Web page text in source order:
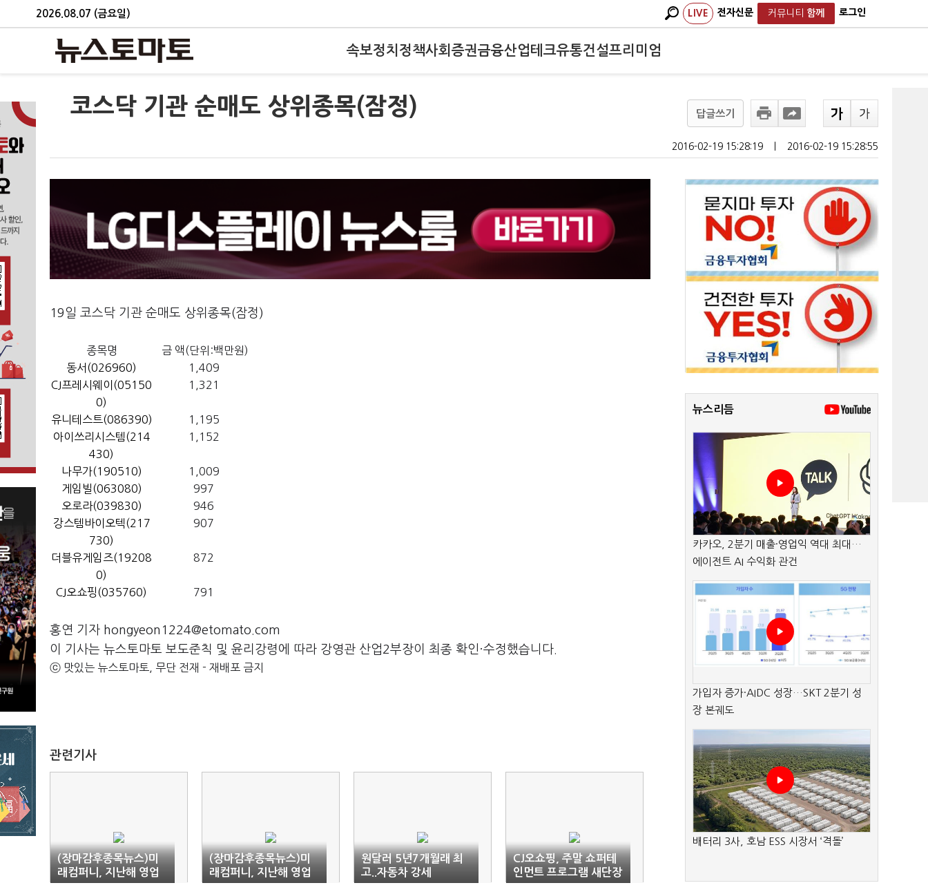
2026.08.07 (금요일) LIVE 전자신문 커뮤니티 함께 로그인
속보정치 정책사회 증권금융산업테크유통건설프리미엄
코스닥 기관 순매도 상위종목(잠정) 답글쓰기
2016-02-19 15:28:19 2016-02-19 15:28:55
19일 코스닥 기관 순매도 상위종목(잠정)
종목명
금 액(단위:백만원)
동서(026960)
1,409
CJ프레시웨이(05150
0)
1,321
유니테스트(086390)
1,195
아이쓰리시스템(214
430)
1,152
나무가(190510)
1,009
게임빌(063080)
997
오로라(039830)
946
강스템바이오텍(217
730)
907
더블유게임즈(19208
0)
872
CJ오쇼핑(035760) 791
홍연 기자 hongyeon1224@etomato.com
이 기사는 뉴스토마토 보도준칙 및 윤리강령에 따라 강영관 산업2부장이 최종 확인·수정했습니다.
ⓒ 맛있는 뉴스토마토, 무단 전재 - 재배포 금지
관련기사
(장마감후종목뉴스)미
래컴퍼니, 지난해 영업
이익 34억원…'흑자전
(장마감후종목뉴스)미
래컴퍼니, 지난해 영업
이익 34억원…'흑자전
원달러 5년7개월래 최
고..자동차 강세
CJ오쇼핑, 주말 쇼퍼테
인먼트 프로그램 새단장
뉴스리듬
카카오, 2분기 매출·영업익 역대 최대…
에이전트 AI 수익화 관건
가입자 증가·AIDC 성장…SKT 2분기 성
장 본궤도
배터리 3사, 호남 ESS 시장서 ‘격돌’